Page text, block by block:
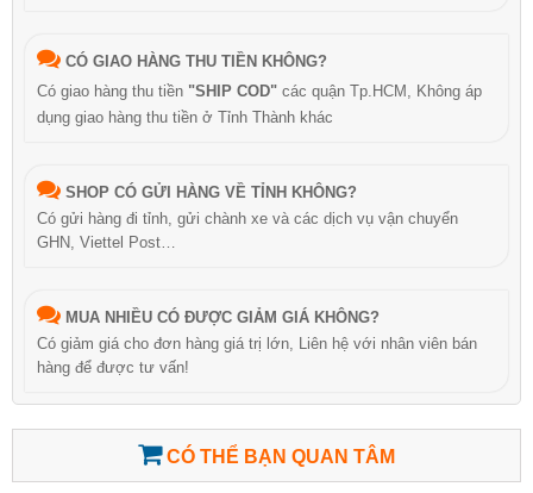
CÓ GIAO HÀNG THU TIỀN KHÔNG?
Có giao hàng thu tiền "SHIP COD" các quận Tp.HCM, Không áp
dụng giao hàng thu tiền ở Tỉnh Thành khác
SHOP CÓ GỬI HÀNG VỀ TỈNH KHÔNG?
Có gửi hàng đi tỉnh, gửi chành xe và các dịch vụ vận chuyển
GHN, Viettel Post…
MUA NHIỀU CÓ ĐƯỢC GIẢM GIÁ KHÔNG?
Có giảm giá cho đơn hàng giá trị lớn, Liên hệ với nhân viên bán
hàng để được tư vấn!
CÓ THỂ BẠN QUAN TÂM